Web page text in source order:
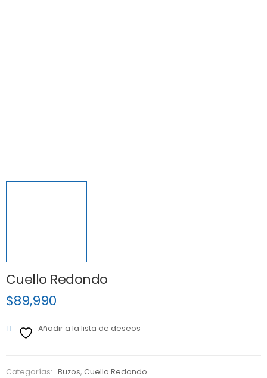
Cuello Redondo
$89,990
Añadir a la lista de deseos
Categorías: Buzos, Cuello Redondo